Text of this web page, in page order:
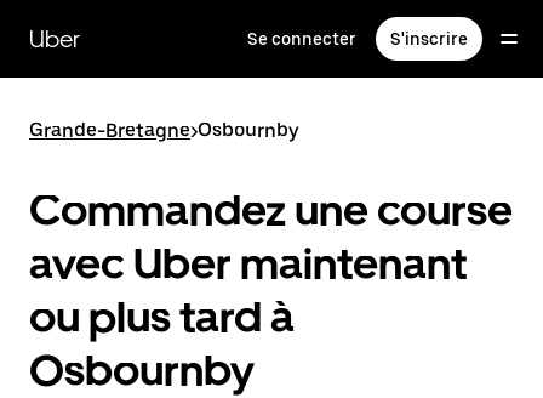
contenu
principal
Uber Se connecter S'inscrire
Grande-Bretagne>Osbournby
Commandez une course
avec Uber maintenant
ou plus tard à
Osbournby